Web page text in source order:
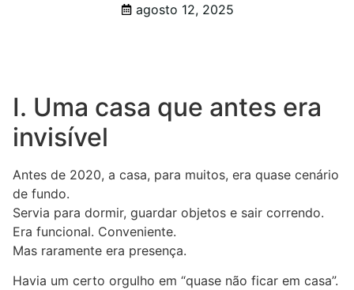
agosto 12, 2025
I. Uma casa que antes era
invisível
Antes de 2020, a casa, para muitos, era quase cenário
de fundo.
Servia para dormir, guardar objetos e sair correndo.
Era funcional. Conveniente.
Mas raramente era presença.
Havia um certo orgulho em “quase não ficar em casa”.